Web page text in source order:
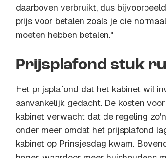
daarboven verbruikt, dus
prijs voor betalen zoals je die
moeten hebben betalen."
Prijsplafond stuk
Het prijsplafond dat het kabinet wil
aanvankelijk gedacht. De kosten
kabinet verwacht dat de regeling
onder meer omdat het prijsplafond
kabinet op Prinsjesdag kwam.